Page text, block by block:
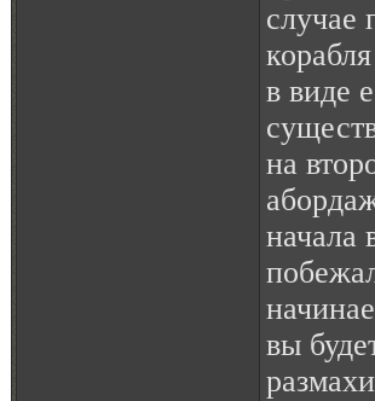
случае
в виде
на
начала
вы